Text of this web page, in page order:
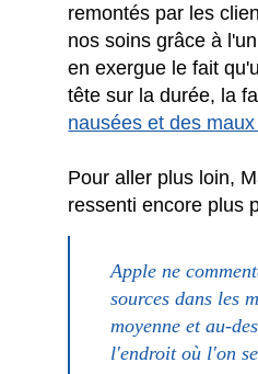
remontés par les
nos soins grâce à
en exergue le fait
tête sur la durée, la
nausées et des
Pour aller plus loin,
ressenti encore plus
Apple ne
sources dans les
moyenne et au-
l'endroit où l'on